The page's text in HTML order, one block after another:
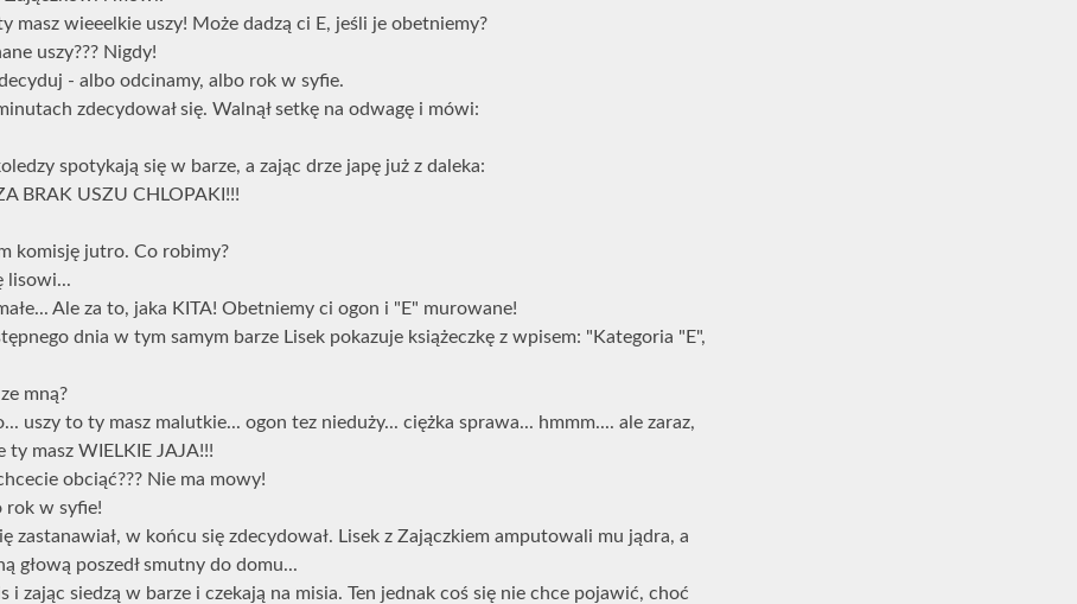
masz wieeelkie uszy! Może dadzą ci E, jeśli je obetniemy?
uszy??? Nigdy!
- albo odcinamy, albo rok w syfie.
zdecydował się. Walnął setkę na odwagę i mówi:
spotykają się w barze, a zając drze japę już z daleka:
BRAK USZU CHLOPAKI!!!
komisję jutro. Co robimy?
lisowi...
Ale za to, jaka KITA! Obetniemy ci ogon i "E" murowane!
dnia w tym samym barze Lisek pokazuje książeczkę z wpisem: "Kategoria "E",
mną?
uszy to ty masz malutkie... ogon tez nieduży... ciężka sprawa... hmmm.... ale zaraz,
ty masz WIELKIE JAJA!!!
obciąć??? Nie ma mowy!
rok w syfie!
zastanawiał, w końcu się zdecydował. Lisek z Zajączkiem amputowali mu jądra, a
głową poszedł smutny do domu...
i zając siedzą w barze i czekają na misia. Ten jednak coś się nie chce pojawić, choć